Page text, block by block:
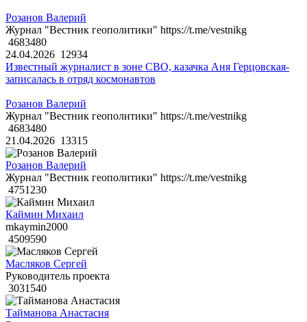
Розанов Валерий
Журнал "Вестник геополитики" https://t.me/vestnikg
4683480
24.04.2026 12934
Известный журналист в зоне СВО, казачка Аня Герцовская-
записалась в отряд космонавтов
Розанов Валерий
Журнал "Вестник геополитики" https://t.me/vestnikg
4683480
21.04.2026 13315
Розанов Валерий
Журнал "Вестник геополитики" https://t.me/vestnikg
4751230
Каймин Михаил
mkaymin2000
4509590
Масляков Сергей
Руководитель проекта
3031540
Тайманова Анастасия